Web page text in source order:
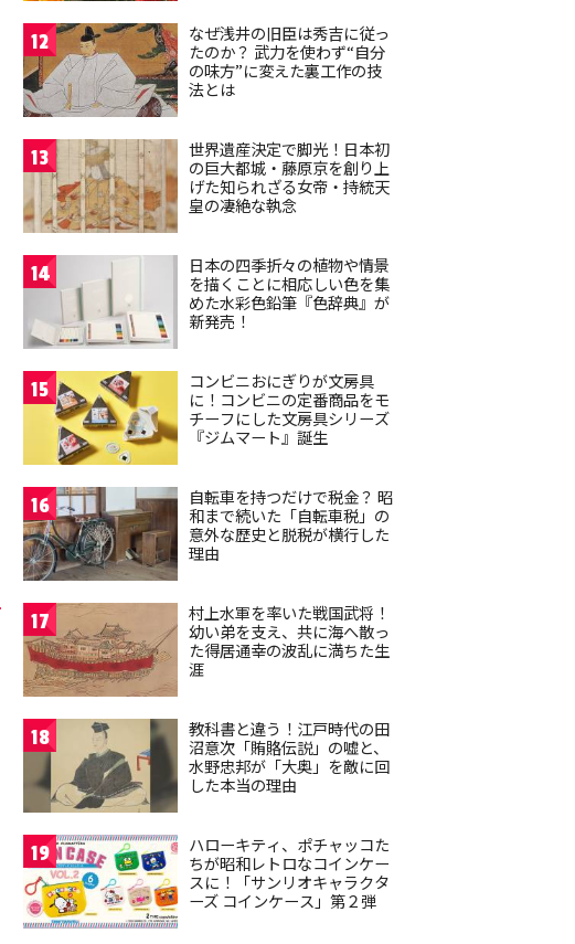
12
なぜ浅井の旧臣は秀吉に従っ
たのか？ 武力を使わず“自分
の味方”に変えた裏工作の技
法とは
13
世界遺産決定で脚光！日本初
の巨大都城・藤原京を創り上
げた知られざる女帝・持統天
皇の凄絶な執念
14
日本の四季折々の植物や情景
を描くことに相応しい色を集
めた水彩色鉛筆『色辞典』が
新発売！
15
コンビニおにぎりが文房具
に！コンビニの定番商品をモ
チーフにした文房具シリーズ
『ジムマート』誕生
16
自転車を持つだけで税金？ 昭
和まで続いた「自転車税」の
意外な歴史と脱税が横行した
理由
17
村上水軍を率いた戦国武将！
幼い弟を支え、共に海へ散っ
た得居通幸の波乱に満ちた生
涯
18
教科書と違う！江戸時代の田
沼意次「賄賂伝説」の嘘と、
水野忠邦が「大奥」を敵に回
した本当の理由
19
ハローキティ、ポチャッコた
ちが昭和レトロなコインケー
スに！「サンリオキャラクタ
ーズ コインケース」第２弾